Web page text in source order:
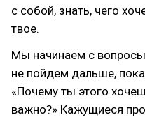
с собой, знать, чего
твое.
Мы начинаем с
не пойдем дальше,
«Почему ты этого
важно?» Кажущиеся